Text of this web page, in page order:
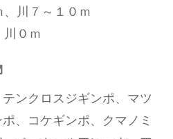
川７～１０ｍ
０ｍ
ンクロスジギンポ、マツ
、コケギンポ、クマノミ